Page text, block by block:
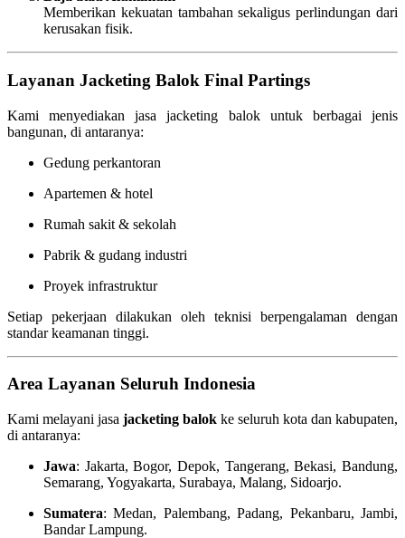
Memberikan kekuatan tambahan sekaligus perlindungan dari
kerusakan fisik.
Layanan Jacketing Balok Final Partings
Kami menyediakan jasa jacketing balok untuk berbagai jenis
bangunan, di antaranya:
Gedung perkantoran
Apartemen & hotel
Rumah sakit & sekolah
Pabrik & gudang industri
Proyek infrastruktur
Setiap pekerjaan dilakukan oleh teknisi berpengalaman dengan
standar keamanan tinggi.
Area Layanan Seluruh Indonesia
Kami melayani jasa jacketing balok ke seluruh kota dan kabupaten,
di antaranya:
Jawa: Jakarta, Bogor, Depok, Tangerang, Bekasi, Bandung,
Semarang, Yogyakarta, Surabaya, Malang, Sidoarjo.
Sumatera: Medan, Palembang, Padang, Pekanbaru, Jambi,
Bandar Lampung.